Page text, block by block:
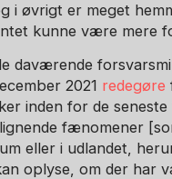
i øvrigt er meget
kunne være mere
daværende
2021 redegøre
inden for de
fænomener
eller i udlandet,
oplyse, om der har